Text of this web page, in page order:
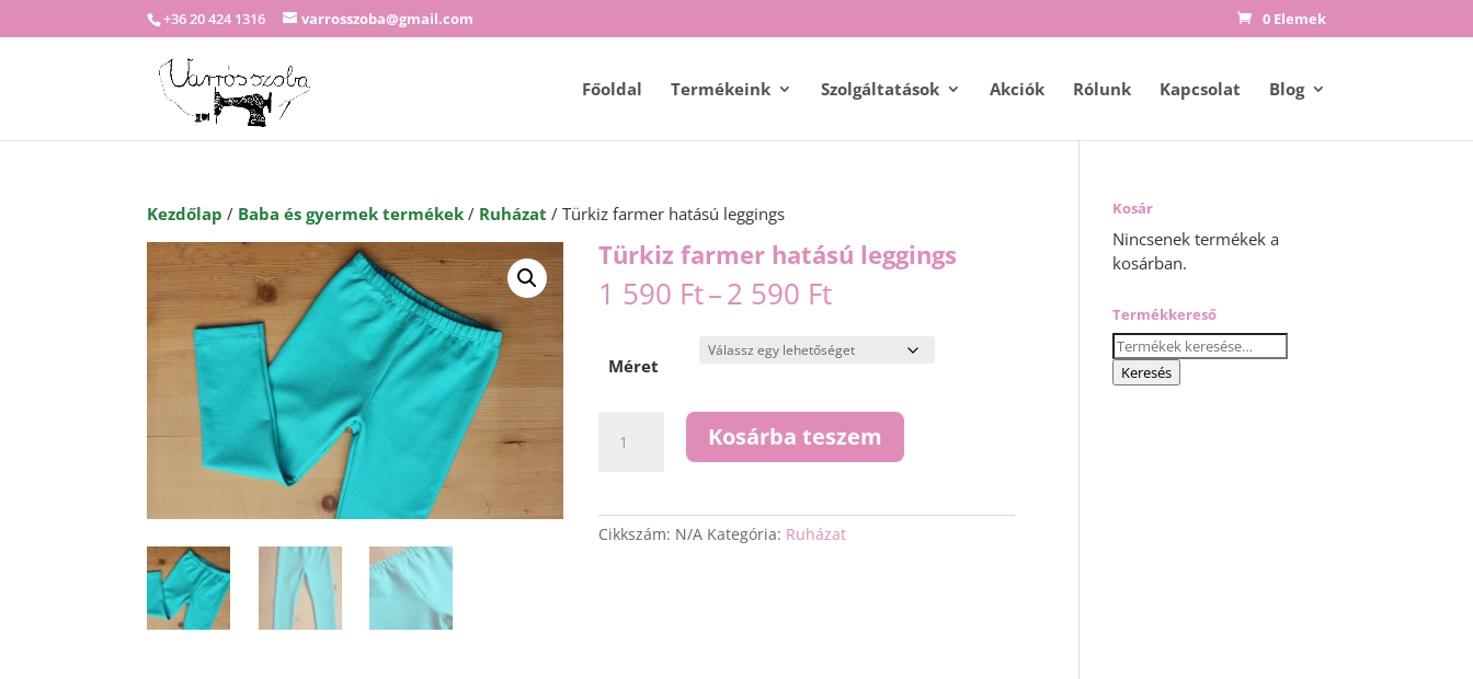
+36 20 424 1316 varrosszoba@gmail.com 0 Elemek
Főoldal Termékeink Szolgáltatások Akciók Rólunk Kapcsolat Blog
Kezdőlap / Baba és gyermek termékek / Ruházat / Türkiz farmer hatású leggings
Türkiz farmer hatású leggings
1 590 Ft–2 590 FtÁrtartomány:
1
590 Ft
-
590 Ft
Méret
farmer
mennyiség
Kosárba teszem
Cikkszám: N/A Kategória: Ruházat
Kosár
Nincsenek termékek a
kosárban.
Termékkereső
Keresés
a
következőre:
Keresés